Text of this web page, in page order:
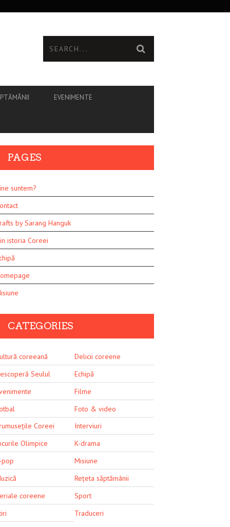
EVENIMENTE
PAGES
suntem?
by Sarang Hanguk
istoria Coreei
CATEGORIES
coreeană
Delicii coreene
Seulul
Echipă
Filme
Foto & video
Coreei
Interviuri
Olimpice
K-drama
pop
Misiune
Rețeta săptămânii
coreene
Sport
Traduceri